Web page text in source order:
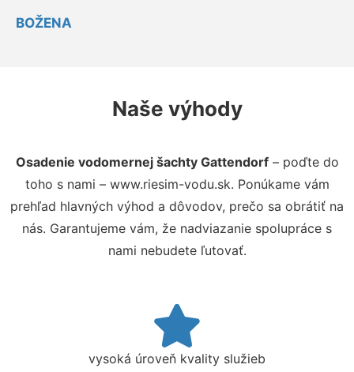
BOŽENA
Naše výhody
Osadenie vodomernej šachty Gattendorf– poďte do
toho s nami – www.riesim-vodu.sk. Ponúkame vám
prehľad hlavných výhod a dôvodov, prečo sa obrátiť na
nás. Garantujeme vám, že nadviazanie spolupráce s
nami nebudete ľutovať.
vysoká úroveň kvality služieb